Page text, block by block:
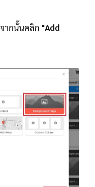
จากนั้นคลิก "Add